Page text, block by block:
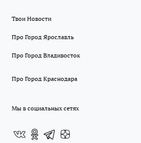
Твои Новости
Про Город Ярославль
Про Город Владивосток
Про Город Краснодара
Мы в социальных сетях